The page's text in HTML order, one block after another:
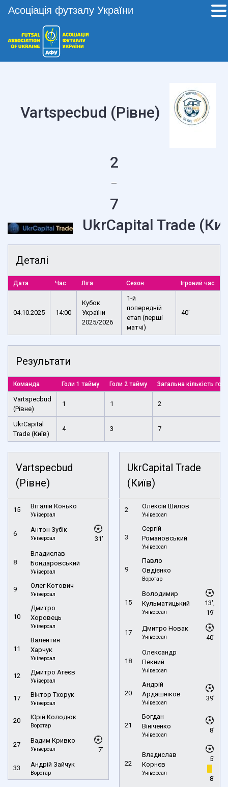
Vartspecbud (Рівне)
2
—
7
UkrCapital Trade
Деталі
Дата Час Ліга Сезон Ігровий час
04.10.2025 14:00
Кубок
України
2025/2026
1-й
попередній
етап (перші
матчі)
40'
Результати
Команда Голи 1 тайму Голи 2 тайму Загальна кількість
Vartspecbud
(Рівне)
1 1 2
UkrCapital
Trade (Київ)
4 3 7
Vartspecbud
(Рівне)
15 Віталій Конько
Універсал
6
Антон Зубік
Універсал 31'
8
Владислав
Бондаровський
Універсал
9 Олег Котович
Універсал
10
Дмитро
Хоровець
Універсал
11
Валентин
Харчук
Універсал
12 Дмитро Агеєв
Універсал
17 Віктор Тхорук
Універсал
20 Юрій Колодюк
Воротар
27
Вадим Кривко
Універсал 7'
33 Андрій Зайчук
Воротар
UkrCapital Trade
(Київ)
2 Олексій Шилов
Універсал
3
Сергій
Романовський
Універсал
9
Павло
Овдієнко
Воротар
15
Володимир
Кульматицький
Універсал
13',
19'
17
Дмитро Новак
Універсал 40'
18
Олександр
Пекний
Універсал
20
Андрій
Ардашніков
Універсал
39'
21
Богдан
Вініченко
Універсал
8'
22
Владислав
Корнєв
Універсал
5'
8'
Асоціація футзалу України